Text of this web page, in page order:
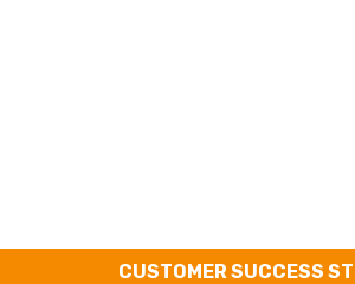
CUSTOMER SUCCESS